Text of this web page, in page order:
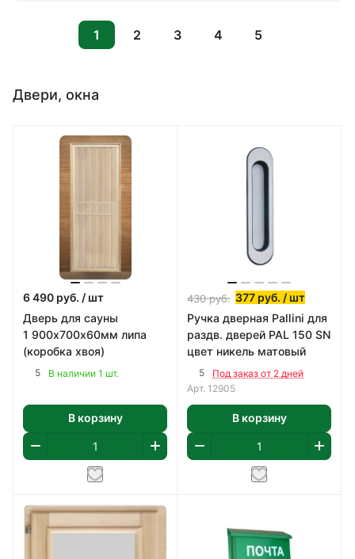
1 2 3 4 5
Двери, окна
6 490 руб. / шт
Дверь для сауны
1 900х700х60мм липа
(коробка хвоя)
5 В наличии 1 шт.
В корзину
430руб. 377 руб. / шт
Ручка дверная Pallini для
раздв. дверей PAL 150 SN
цвет никель матовый
5
Под заказ от 2 дней
Арт. 12905
В корзину